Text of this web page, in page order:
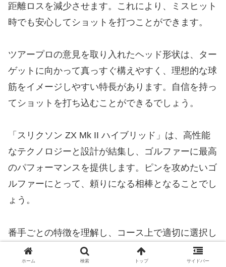
距離ロスを減少させます。これにより、ミスヒット
時でも安心してショットを打つことができます。
ツアープロの意見を取り入れたヘッド形状は、ター
ゲットに向かって真っすぐ構えやすく、理想的な球
筋をイメージしやすい特長があります。自信を持っ
てショットを打ち込むことができるでしょう。
「スリクソン ZX Mk II ハイブリッド」は、高性能
なテクノロジーと設計が結集し、ゴルファーに最高
のパフォーマンスを提供します。ピンを攻めたいゴ
ルファーにとって、頼りになる相棒となることでし
ょう。
番手ごとの特徴を理解し、コース上で適切に選択し
て使うことで、ゴルフスコアの向上を目指しましょ
う！ホーム 検索 トップ サイドバー